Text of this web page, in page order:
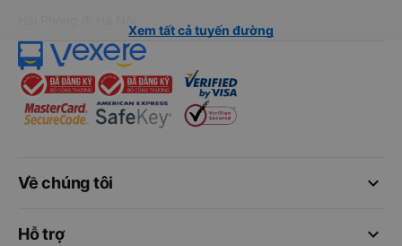
Xem tất cả tuyến đường
keyboard_arrow_down
Về chúng tôi
keyboard_arrow_down
Hỗ trợ